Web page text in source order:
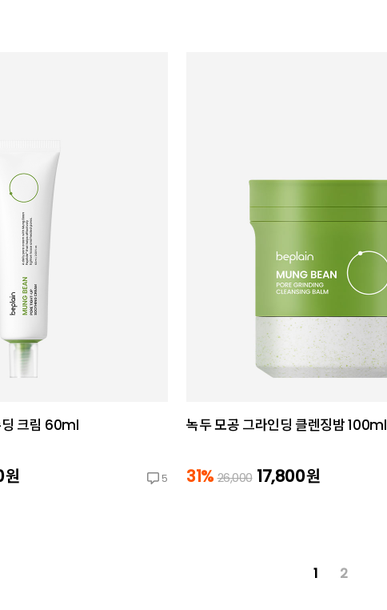
딩 크림 60ml
원 5
녹두 모공 그라인딩 클렌징밤 100ml
31% 26,000 17,800원
1 2